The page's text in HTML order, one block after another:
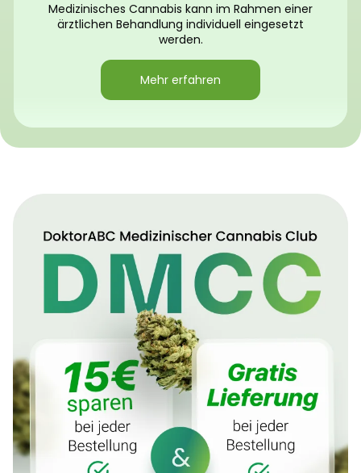
Medizinisches Cannabis kann im Rahmen einer
ärztlichen Behandlung individuell eingesetzt
werden.
Mehr erfahren